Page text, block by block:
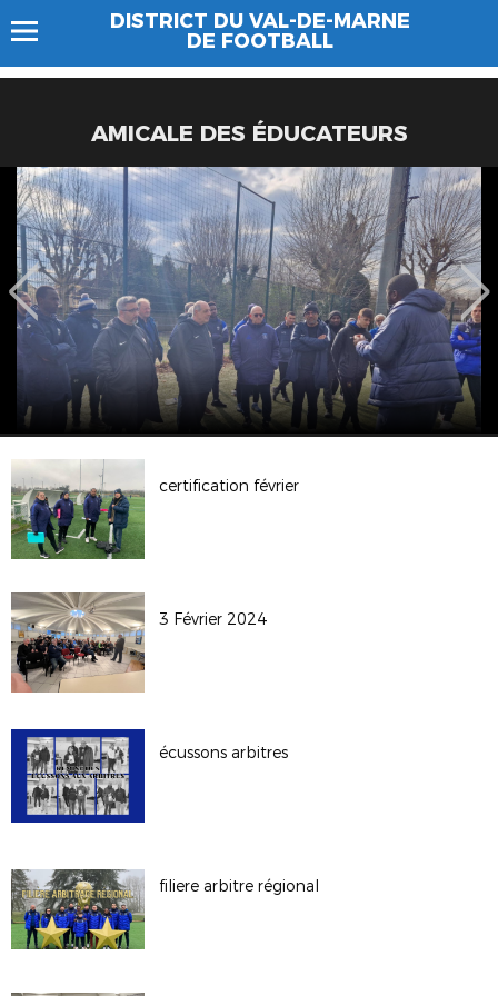
DISTRICT DU VAL-DE-MARNE
DE FOOTBALL
AMICALE DES ÉDUCATEURS
certification février
3 Février 2024
écussons arbitres
filiere arbitre régional